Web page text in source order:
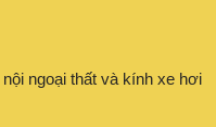
nội ngoại thất và kính xe hơi